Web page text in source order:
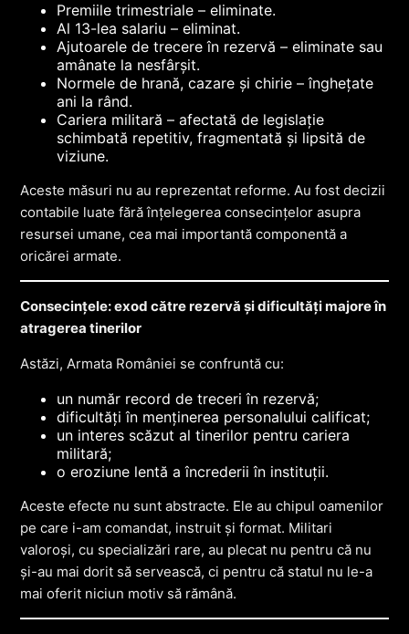
Premiile trimestriale – eliminate.
Al 13-lea salariu – eliminat.
Ajutoarele de trecere în rezervă – eliminate sau
amânate la nesfârșit.
Normele de hrană, cazare și chirie – înghețate
ani la rând.
Cariera militară – afectată de legislație
schimbată repetitiv, fragmentată și lipsită de
viziune.
Aceste măsuri nu au reprezentat reforme. Au fost decizii
contabile luate fără înțelegerea consecințelor asupra
resursei umane, cea mai importantă componentă a
oricărei armate.
Consecințele: exod către rezervă și dificultăți majore în
atragerea tinerilor
Astăzi, Armata României se confruntă cu:
un număr record de treceri în rezervă;
dificultăți în menținerea personalului calificat;
un interes scăzut al tinerilor pentru cariera
militară;
o eroziune lentă a încrederii în instituții.
Aceste efecte nu sunt abstracte. Ele au chipul oamenilor
pe care i-am comandat, instruit și format. Militari
valoroși, cu specializări rare, au plecat nu pentru că nu
și-au mai dorit să servească, ci pentru că statul nu le-a
mai oferit niciun motiv să rămână.